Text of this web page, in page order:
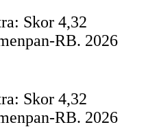
Skor 4,32
RB. 2026
Skor 4,32
RB. 2026